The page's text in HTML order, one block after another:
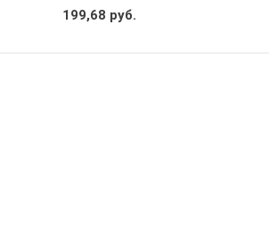
199,68 руб.